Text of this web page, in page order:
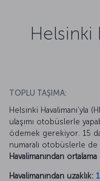
Helsinki
TOPLU TAŞIMA:
Helsinki Havalimanı’yla
ulaşımı otobüslerle
ödemek gerekiyor. 15
numaralı otobüslerle
Havalimanından
Havalimanından uzaklık: